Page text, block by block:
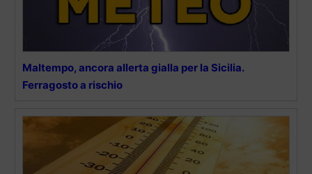
Maltempo, ancora allerta gialla per la Sicilia.
Ferragosto a rischio